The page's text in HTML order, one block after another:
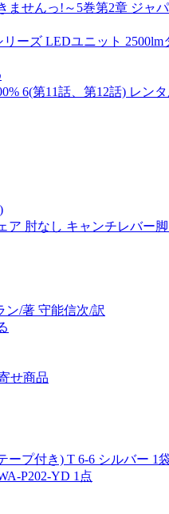
ませんっ!～5巻第2章 ジャ
ーズ LEDユニット 2500lm
6(第11話、第12話) レン
ア 肘なし キャンチレバー
ン/著 守能信次/訳
せ商品
プ付き) T 6-6 シルバー 1
P202-YD 1点